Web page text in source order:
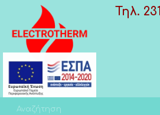
Τηλ.